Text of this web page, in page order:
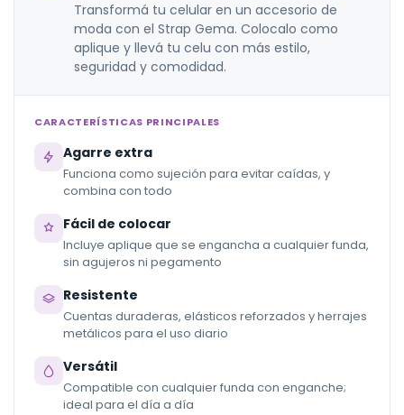
Transformá tu celular en un accesorio de
moda con el Strap Gema. Colocalo como
aplique y llevá tu celu con más estilo,
seguridad y comodidad.
CARACTERÍSTICAS PRINCIPALES
Agarre extra
Funciona como sujeción para evitar caídas, y
combina con todo
Fácil de colocar
Incluye aplique que se engancha a cualquier funda,
sin agujeros ni pegamento
Resistente
Cuentas duraderas, elásticos reforzados y herrajes
metálicos para el uso diario
Versátil
Compatible con cualquier funda con enganche;
ideal para el día a día